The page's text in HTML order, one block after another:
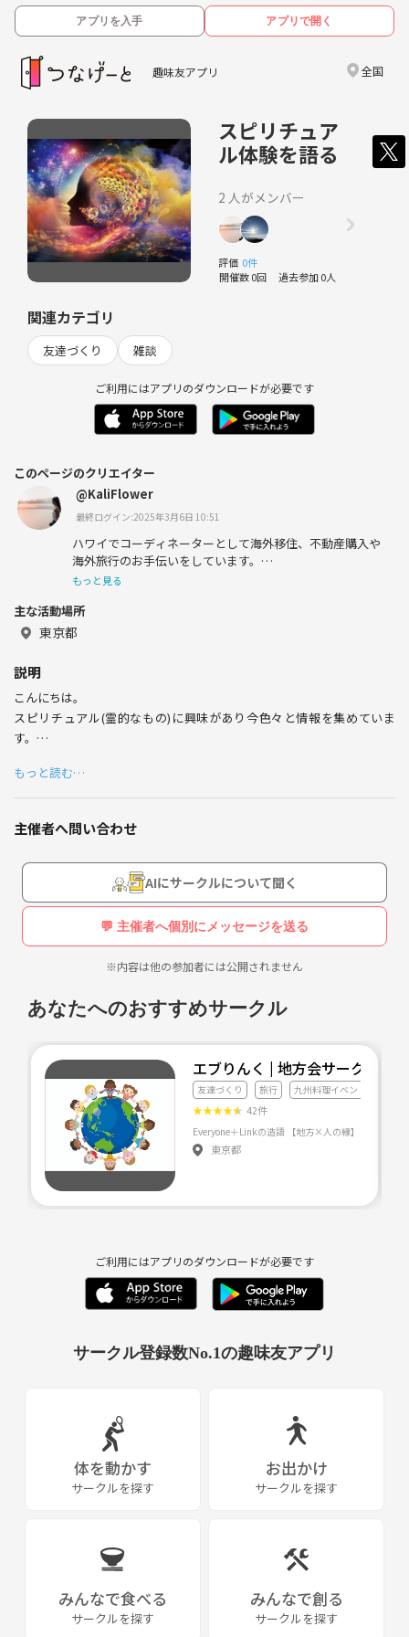
アプリを入手 アプリで開く
趣味友アプリ 全国
スピリチュア
ル体験を語る
2 人がメンバー
評価 0件
開催数 0回 過去参加 0人
関連カテゴリ
友達づくり 雑談
ご利用にはアプリのダウンロードが必要です
このページのクリエイター
@KaliFlower
最終ログイン:2025年3月6日 10:51
ハワイでコーディネーターとして海外移住、不動産購入や
海外旅行のお手伝いをしています。
スピリチュアルに興味がありヒーラーとしても活動してい
ハワイ好きな人、スピリチュアル好きな人、お友達になれ
ると嬉しいです😊
もっと見る
主な活動場所
東京都
説明
こんにちは。
スピリチュアル(霊的なもの)に興味があり今色々と情報を集めていま
す。
変わった、同じ夢を繰り返し見るようになった等々不思議な体験談で
す。
ご本人でもお知り合いでもOKです。
スピリチュアルな話題で色々相談したり、お話出来ると嬉しいです。
その他スピリチュアルな(霊的な)体験談も募集しています。
◆臨死体験
◆幽霊、妖精、UFOを見た
◆心霊現象
◆夢で亡くなった人と会った
◆見えないものに守られているような体験をした
◆引き寄せに成功した
などなどその他不思議な体験談も受け付けています。
もちろん秘密厳守します。
もっと読む…
主催者へ問い合わせ
AIにサークルについて聞く
💬 主催者へ個別にメッセージを送る
※内容は他の参加者には公開されません
あなたへのおすすめサークル
エブりんく | 地方会サークル
友達づくり 旅行 九州料理イベント
★★★★★ 42件
Everyone＋Linkの造語 【地
東京都
ご利用にはアプリのダウンロードが必要です
サークル登録数No.1の趣味友アプリ
体を動かす
サークルを探す
お出かけ
サークルを探す
みんなで食べる
サークルを探す
みんなで創る
サークルを探す